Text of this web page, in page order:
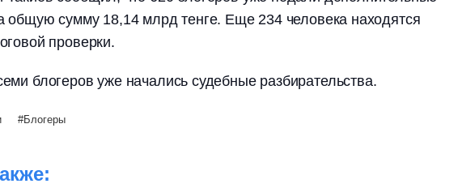
общую сумму 18,14 млрд тенге. Еще 234 человека находятся
проверки.
блогеров уже начались судебные разбирательства.
Блогеры